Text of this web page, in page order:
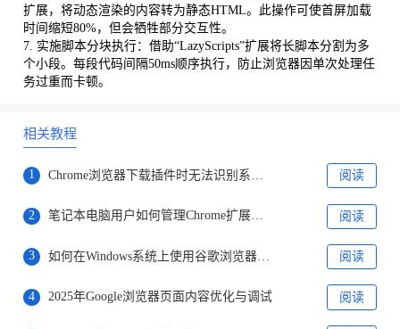
扩展，将动态渲染的内容转为静态HTML。此操作可使首屏加载
时间缩短80%，但会牺牲部分交互性。
7. 实施脚本分块执行：借助“LazyScripts”扩展将长脚本分割为多
个小段。每段代码间隔50ms顺序执行，防止浏览器因单次处理任
务过重而卡顿。
相关教程
1 阅读
2 笔记本电脑用户如何管理Chrome扩展程序 阅读
3 如何在Windows系统上使用谷歌浏览器进行远程工作 阅读
4 2025年Google浏览器页面内容优化与调试 阅读